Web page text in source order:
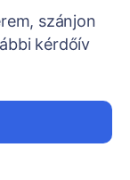
szánjon
kérdőív